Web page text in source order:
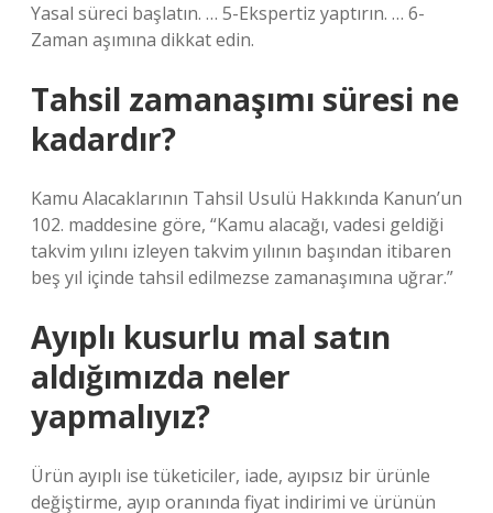
Yasal süreci başlatın. … 5-Ekspertiz yaptırın. … 6-
Zaman aşımına dikkat edin.
Tahsil zamanaşımı süresi ne
kadardır?
Kamu Alacaklarının Tahsil Usulü Hakkında Kanun’un
102. maddesine göre, “Kamu alacağı, vadesi geldiği
takvim yılını izleyen takvim yılının başından itibaren
beş yıl içinde tahsil edilmezse zamanaşımına uğrar.”
Ayıplı kusurlu mal satın
aldığımızda neler
yapmalıyız?
Ürün ayıplı ise tüketiciler, iade, ayıpsız bir ürünle
değiştirme, ayıp oranında fiyat indirimi ve ürünün